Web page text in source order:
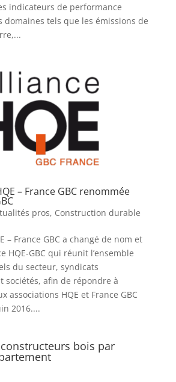
indicateurs de performance
domaines tels que les émissions de
– France GBC renommée
pros, Construction durable
– France GBC a changé de nom et
HQE-GBC qui réunit l’ensemble
du secteur, syndicats
sociétés, afin de répondre à
associations HQE et France GBC
2016....
bois par